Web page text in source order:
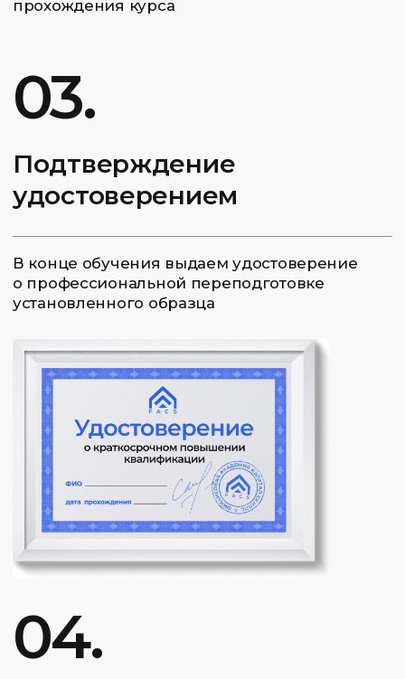
Часто задаваемые
вопросы и ответы
Начать обучение
Курсы трейдинга
Популярные запросы
академии